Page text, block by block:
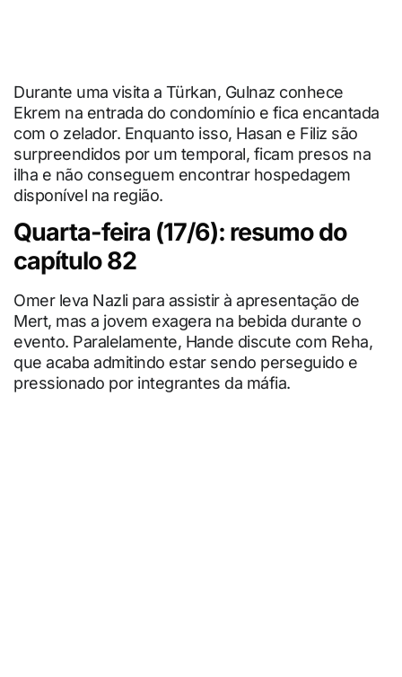
Durante uma visita a Türkan, Gulnaz conhece
Ekrem na entrada do condomínio e fica encantada
com o zelador. Enquanto isso, Hasan e Filiz são
surpreendidos por um temporal, ficam presos na
ilha e não conseguem encontrar hospedagem
disponível na região.
Quarta-feira (17/6): resumo do
capítulo 82
Omer leva Nazli para assistir à apresentação de
Mert, mas a jovem exagera na bebida durante o
evento. Paralelamente, Hande discute com Reha,
que acaba admitindo estar sendo perseguido e
pressionado por integrantes da máfia.